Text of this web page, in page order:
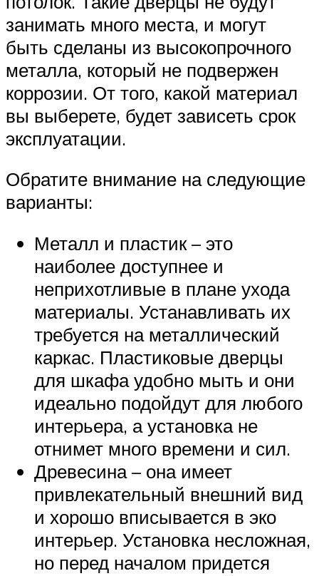
занимать много места, и могут
быть сделаны из высокопрочного
металла, который не подвержен
коррозии. От того, какой материал
вы выберете, будет зависеть срок
эксплуатации.
Обратите внимание на следующие
варианты:
Металл и пластик – это
наиболее доступнее и
неприхотливые в плане ухода
материалы. Устанавливать их
требуется на металлический
каркас. Пластиковые дверцы
для шкафа удобно мыть и они
идеально подойдут для любого
интерьера, а установка не
отнимет много времени и сил.
Древесина – она имеет
привлекательный внешний вид
и хорошо вписывается в эко
интерьер. Установка несложная,
но перед началом придется